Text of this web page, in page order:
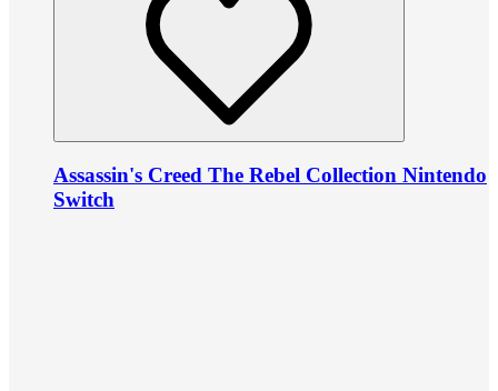
Assassin's Creed The Rebel Collection Nintendo
Switch